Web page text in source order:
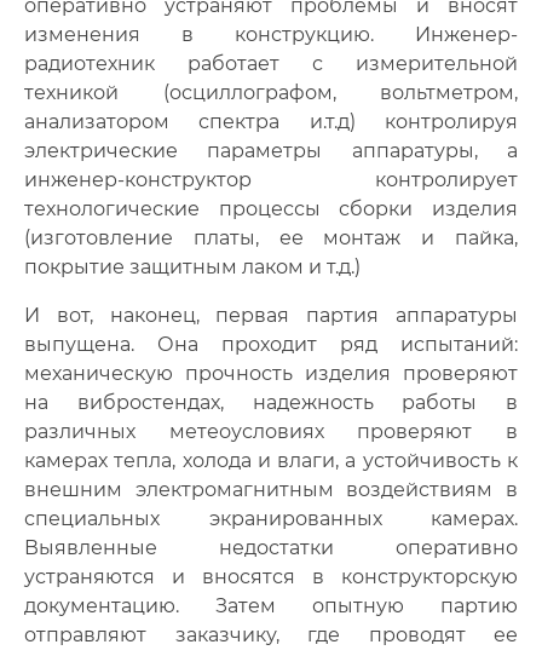
оперативно устраняют проблемы и вносят
изменения в конструкцию. Инженер-
радиотехник работает с измерительной
техникой (осциллографом, вольтметром,
анализатором спектра и.т.д) контролируя
электрические параметры аппаратуры, а
инженер-конструктор контролирует
технологические процессы сборки изделия
(изготовление платы, ее монтаж и пайка,
покрытие защитным лаком и т.д.)
И вот, наконец, первая партия аппаратуры
выпущена. Она проходит ряд испытаний:
механическую прочность изделия проверяют
на вибростендах, надежность работы в
различных метеоусловиях проверяют в
камерах тепла, холода и влаги, а устойчивость к
внешним электромагнитным воздействиям в
специальных экранированных камерах.
Выявленные недостатки оперативно
устраняются и вносятся в конструкторскую
документацию. Затем опытную партию
отправляют заказчику, где проводят ее